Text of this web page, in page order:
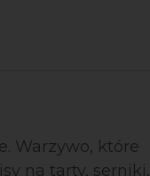
Warzywo, które
na tarty, serniki,